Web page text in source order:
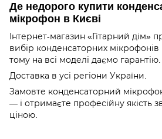
Де недорого купити
мікрофон в Києві
Інтернет-магазин «Гітарний дім»
вибір конденсаторних мікрофонів
тому на всі моделі даємо гарантію.
Доставка в усі регіони України.
Замовте конденсаторний
— і отримаєте професійну якість
ціною.